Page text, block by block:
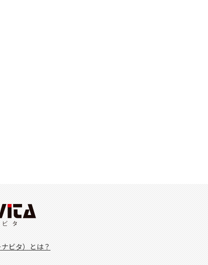
ビタ）とは？